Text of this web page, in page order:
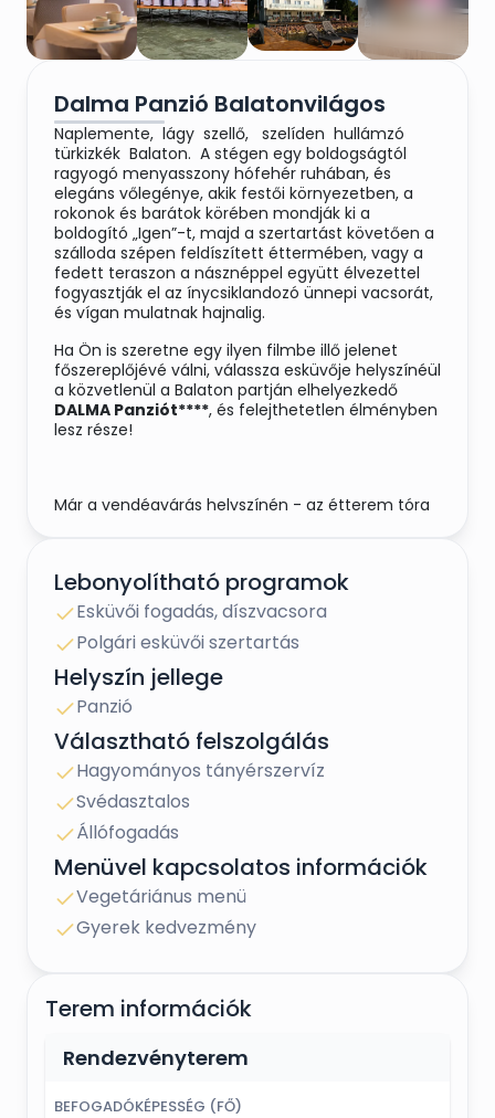
Dalma Panzió Balatonvilágos
Naplemente, lágy szellő, szelíden hullámzó
türkizkék Balaton. A stégen egy boldogságtól
ragyogó menyasszony hófehér ruhában, és
elegáns vőlegénye, akik festői környezetben, a
rokonok és barátok körében mondják ki a
boldogító „Igen”-t, majd a szertartást követően a
szálloda szépen feldíszített éttermében, vagy a
fedett teraszon a násznéppel együtt élvezettel
fogyasztják el az ínycsiklandozó ünnepi vacsorát,
és vígan mulatnak hajnalig.
Ha Ön is szeretne egy ilyen filmbe illő jelenet
főszereplőjévé válni, válassza esküvője helyszínéül
a közvetlenül a Balaton partján elhelyezkedő
DALMA Panziót****, és felejthetetlen élményben
lesz része!
Már a vendégvárás helyszínén - az étterem tóra
legromantikusabb eleme minden bizonnyal a
Balatonba benyúló stégen megrendezett
ceremónia lesz.
A Balaton vidéke azonban nem csak nyáron
csodálatos. A
rendezvényterme és téliesített terasza egész
évben idilli környezetben szolgál esküvők
helyszínéül.
Cégünk ajándéka: Balatonra néző csodás
szobát biztosítunk nászéjszakára az ifjú
párnak.
Lebonyolítható programok
Esküvői fogadás, díszvacsora
Polgári esküvői szertartás
Helyszín jellege
Panzió
Választható felszolgálás
Hagyományos tányérszervíz
Svédasztalos
Állófogadás
Menüvel kapcsolatos információk
Vegetáriánus menü
Gyerek kedvezmény
Terem információk
Rendezvényterem
BEFOGADÓKÉPESSÉG (FŐ)